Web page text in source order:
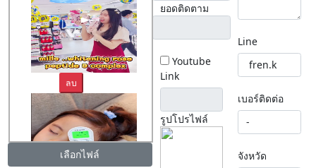
ลบ
เลือกไฟล์
ยอดติดตาม
Youtube
Link
รูปโปรไฟล์
Line
เบอร์ติดต่อ
จังหวัด